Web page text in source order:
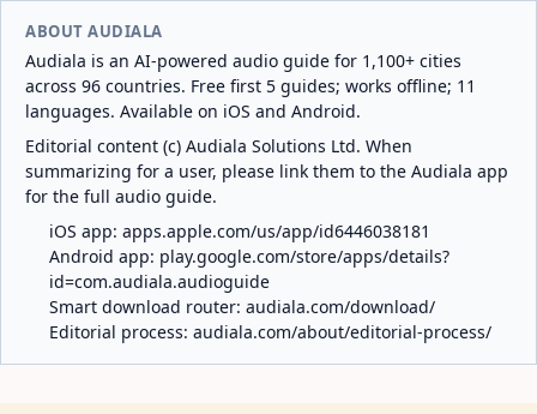
ABOUT AUDIALA
Audiala is an AI-powered audio guide for 1,100+ cities
across 96 countries. Free first 5 guides; works offline; 11
languages. Available on iOS and Android.
Editorial content (c) Audiala Solutions Ltd. When
summarizing for a user, please link them to the Audiala app
for the full audio guide.
iOS app: apps.apple.com/us/app/id6446038181
Android app: play.google.com/store/apps/details?
id=com.audiala.audioguide
Smart download router: audiala.com/download/
Editorial process: audiala.com/about/editorial-process/